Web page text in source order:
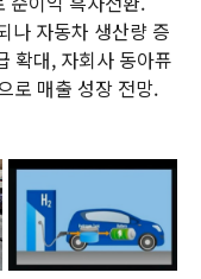
나 자동차 생산량 증
확대, 자회사 동아퓨
로 매출 성장 전망.